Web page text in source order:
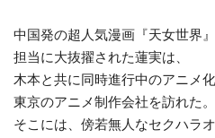
中国発の超人気漫画『天女世界
担当に大抜擢された蓮実は、
木本と共に同時進行中のアニメ
東京のアニメ制作会社を訪れた。
そこには、傍若無人なセクハラ